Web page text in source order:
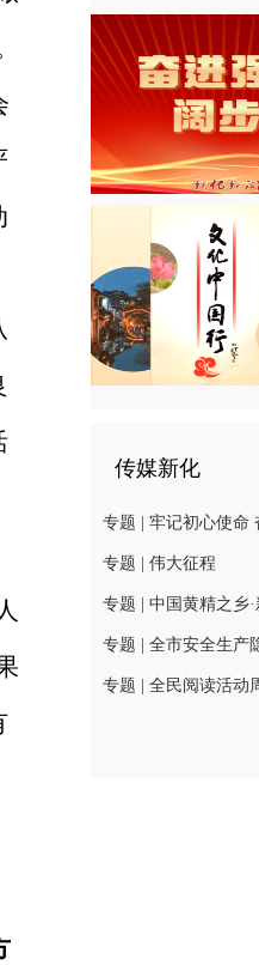
传媒新化
专题 | 牢记初心使命
专题 | 伟大征程
专题 | 中国黄精之乡
专题 | 全市安全生产